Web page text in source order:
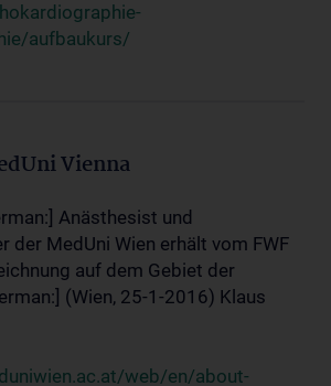
aufbaukurs/
Vienna
Anästhesist und
der MedUni Wien erhält vom FWF
auf dem Gebiet der
(Wien, 25-1-2016) Klaus
web/en/about-